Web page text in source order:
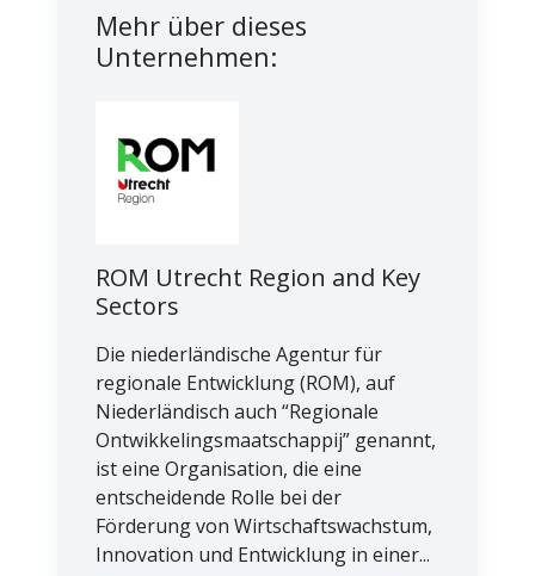
Mehr über dieses
Unternehmen:
ROM Utrecht Region and Key
Sectors
Die niederländische Agentur für
regionale Entwicklung (ROM), auf
Niederländisch auch “Regionale
Ontwikkelingsmaatschappij” genannt,
ist eine Organisation, die eine
entscheidende Rolle bei der
Förderung von Wirtschaftswachstum,
Innovation und Entwicklung in einer...